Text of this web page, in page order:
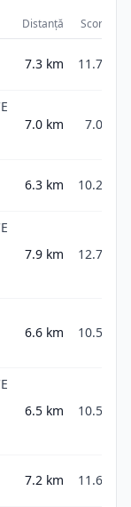
Distanță Scor
7.3 km 11.7
7.0 km 7.0
6.3 km 10.2
7.9 km 12.7
6.6 km 10.5
6.5 km 10.5
7.2 km 11.6